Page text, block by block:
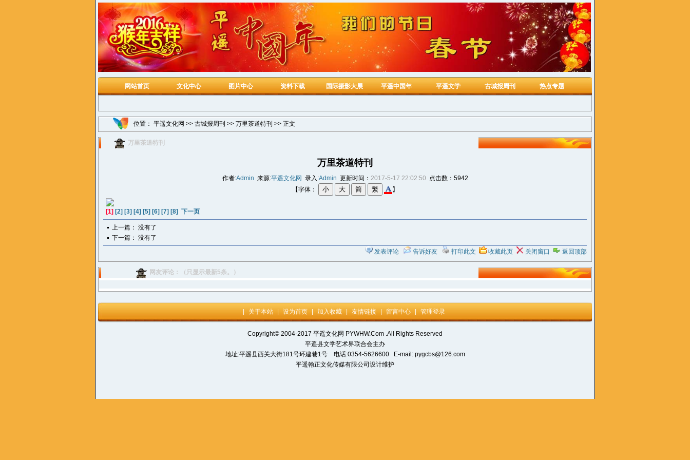
网站首页 文化中心 图片中心 资料下载 国际摄影大展 平遥中国年 平遥文学 古城报周刊 热点专题
位置： 平遥文化网 >> 古城报周刊 >> 万里茶道特刊 >> 正文
万里茶道特刊
万里茶道特刊
作者:Admin 来源:平遥文化网 录入:Admin 更新时间： 2017-5-17 22:02:50 点击数：5942
【字体：
】
[1] [2] [3] [4] [5] [6] [7] [8] 下一页
上一篇： 没有了
下一篇： 没有了
发表评论
告诉好友 打印此文 收藏此页 关闭窗口 返回顶部
网友评论：（只显示最新5条。）
关于本站 设为首页 加入收藏 友情链接 留言中心 管理登录
Copyright© 2004-2017 平遥文化网 PYWHW.Com .All Rights Reserved
平遥县文学艺术界联合会主办
地址:平遥县西关大街181号环建巷1号 电话:0354-5626600 E-mail: pygcbs@126.com
平遥翰正文化传媒有限公司设计维护